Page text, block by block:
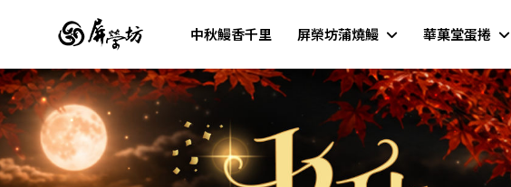
中秋鰻香千里 屏榮坊蒲燒鰻 華菓堂蛋捲